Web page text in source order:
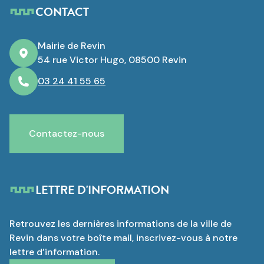
CONTACT
Mairie de Revin
54 rue Victor Hugo, 08500 Revin
03 24 41 55 65
Contactez-nous
LETTRE D'INFORMATION
Retrouvez les dernières informations de la ville de
Revin dans votre boîte mail, inscrivez-vous à notre
lettre d’information.